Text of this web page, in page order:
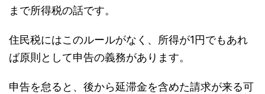
まで所得税の話です。
住民税にはこのルールがなく、所得が1円でもあれ
ば原則として申告の義務があります。
申告を怠ると、後から延滞金を含めた請求が来る可